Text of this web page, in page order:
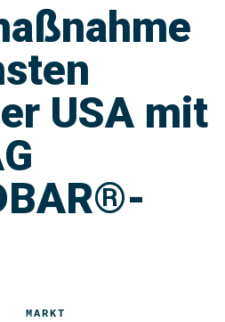
USA mit
MARKT